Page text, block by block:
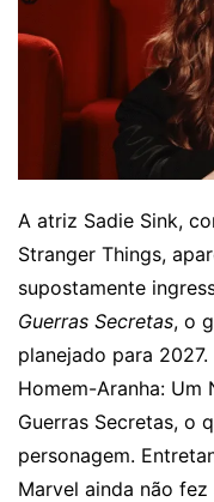
A atriz Sadie Sink,
Stranger Things,
supostamente
Guerras Secretas, o
planejado para
Homem-Aranha: Um
Guerras Secretas, o
personagem.
Marvel ainda não